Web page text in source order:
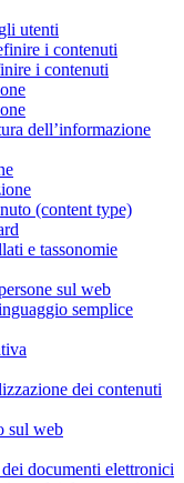
utenti
i contenuti
i contenuti
dell’informazione
(content type)
e tassonomie
sul web
semplice
dei contenuti
sul web
documenti elettronici